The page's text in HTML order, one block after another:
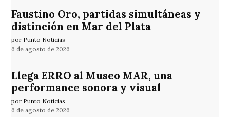
Faustino Oro, partidas simultáneas y
distinción en Mar del Plata
por Punto Noticias
6 de agosto de 2026
Llega ERRO al Museo MAR, una
performance sonora y visual
por Punto Noticias
6 de agosto de 2026